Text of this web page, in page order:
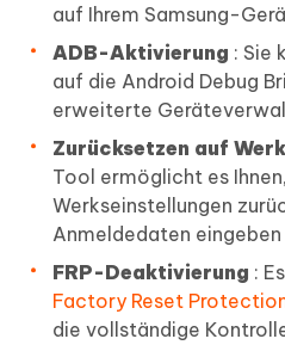
auf Ihrem Samsung-
ADB-Aktivierung : Sie
auf die Android Debug
erweiterte
Zurücksetzen auf
Tool ermöglicht es
Werkseinstellungen
Anmeldedaten eingeben
FRP-Deaktivierung :
Factory Reset
die vollständige